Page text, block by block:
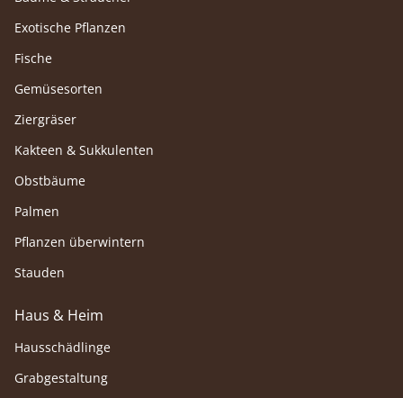
Exotische Pflanzen
Fische
Gemüsesorten
Ziergräser
Kakteen & Sukkulenten
Obstbäume
Palmen
Pflanzen überwintern
Stauden
Haus & Heim
Hausschädlinge
Grabgestaltung